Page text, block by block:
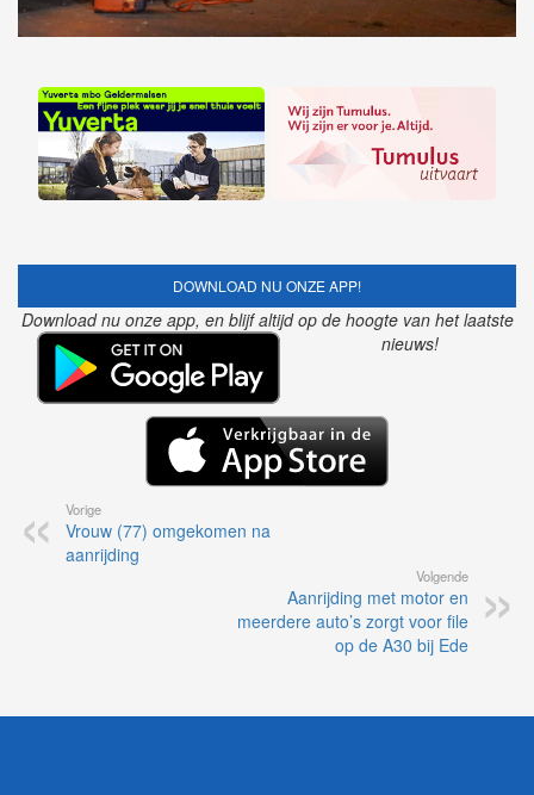
DOWNLOAD NU ONZE APP!
Download nu onze app, en blijf altijd op de hoogte van het laatste
nieuws!
Vorige
Vrouw (77) omgekomen na
aanrijding
Volgende
Aanrijding met motor en
meerdere auto’s zorgt voor file
op de A30 bij Ede